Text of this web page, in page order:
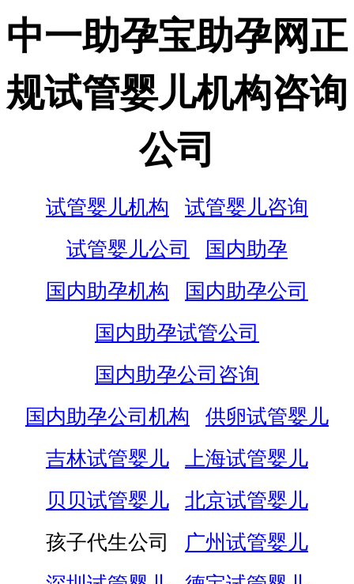
中一助孕宝助孕网正
规试管婴儿机构咨询
公司
试管婴儿机构
试管婴儿咨询
试管婴儿公司
国内助孕
国内助孕机构
国内助孕公司
国内助孕试管公司
国内助孕公司咨询
国内助孕公司机构
供卵试管婴儿
吉林试管婴儿
上海试管婴儿
贝贝试管婴儿
北京试管婴儿
孩子代生公司
广州试管婴儿